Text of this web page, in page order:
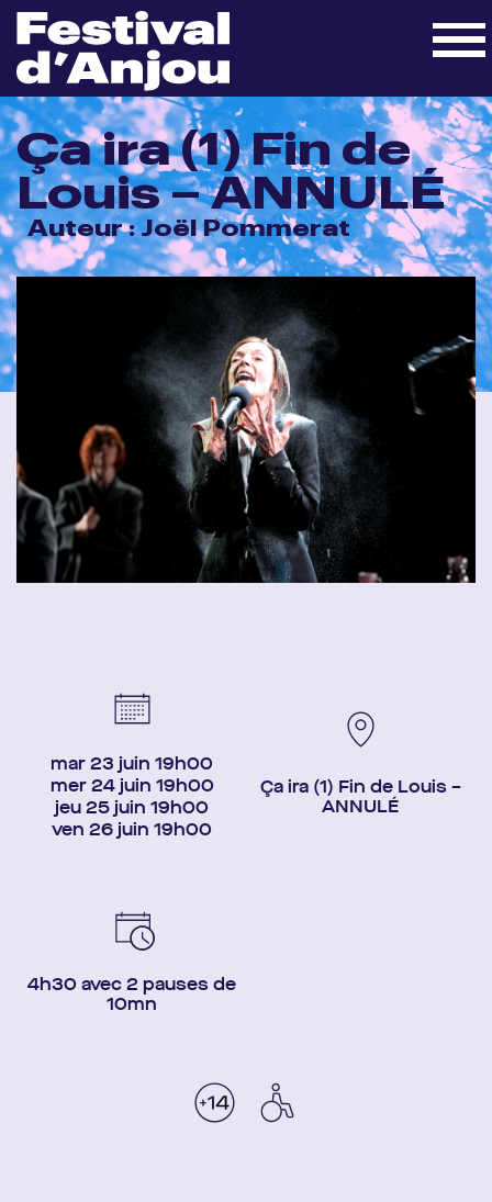
Ça ira (1) Fin de
Louis – ANNULÉ
Auteur : Joël Pommerat
mar 23 juin 19h00
mer 24 juin 19h00
jeu 25 juin 19h00
ven 26 juin 19h00
Ça ira (1) Fin de Louis –
ANNULÉ
4h30 avec 2 pauses de
10mn